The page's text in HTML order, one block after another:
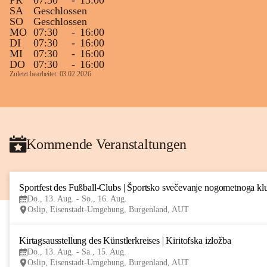
SA
Geschlossen
SO
Geschlossen
MO 07:30 - 16:00
DI
07:30 - 16:00
MI
07:30 - 16:00
DO
07:30 - 16:00
Zuletzt bearbeitet: 03.02.2026
Kommende Veranstaltungen
Sportfest des Fußball-Clubs | Športsko svečevanje nogometnoga
Do., 13. Aug. - So., 16. Aug.
Oslip, Eisenstadt-Umgebung, Burgenland, AUT
Kirtagsausstellung des Künstlerkreises | Kiritofska izložba
Do., 13. Aug. - Sa., 15. Aug.
Oslip, Eisenstadt-Umgebung, Burgenland, AUT